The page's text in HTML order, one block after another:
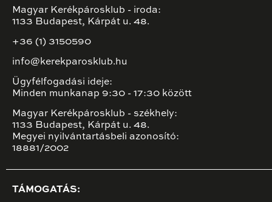
Magyar Kerékpárosklub - iroda:
1133 Budapest, Kárpát u. 48.
+36 (1) 3150590
info@kerekparosklub.hu
Ügyfélfogadási ideje:
Minden munkanap 9:30 - 17:30 között
Magyar Kerékpárosklub - székhely:
1133 Budapest, Kárpát u. 48.
Megyei nyilvántartásbeli azonosító:
18881/2002
TÁMOGATÁS: